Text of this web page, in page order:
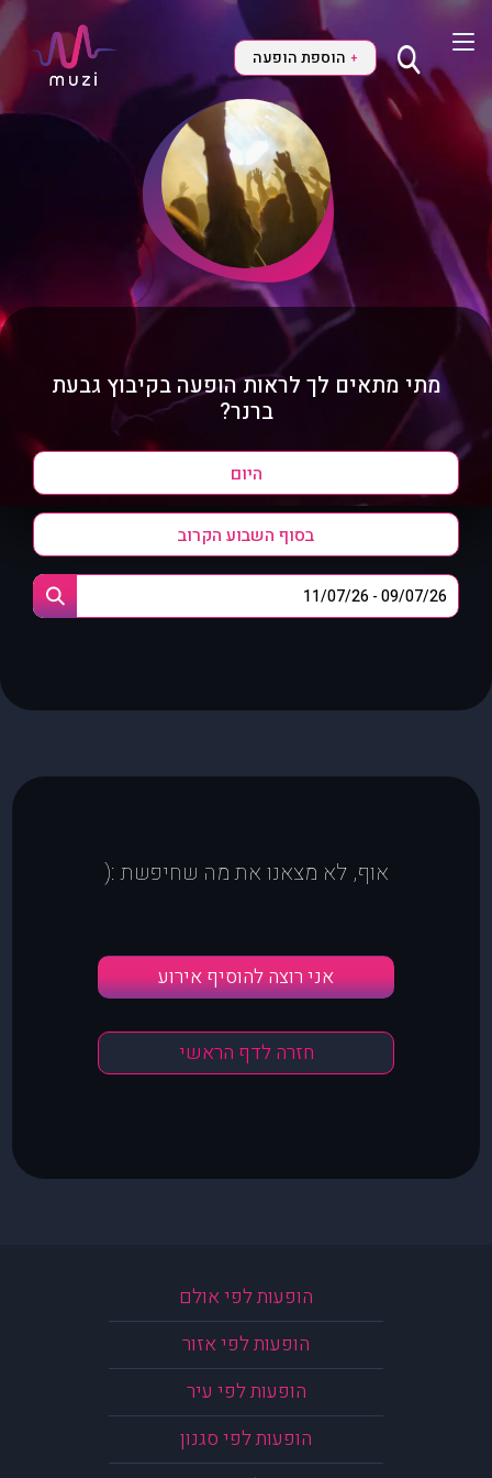
+ הוספת הופעה
מתי מתאים לך לראות הופעה בקיבוץ גבעת
ברנר?
היום
בסוף השבוע הקרוב
אוף, לא מצאנו את מה שחיפשת :(
אני רוצה להוסיף אירוע
חזרה לדף הראשי
הופעות לפי אולם
הופעות לפי אזור
הופעות לפי עיר
הופעות לפי סגנון